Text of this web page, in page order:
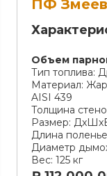
ПФ
Объем
Тип топлива:
Материал:
AISI 439
Толщина
Размер:
Длина
Диаметр
Вес: 125 кг